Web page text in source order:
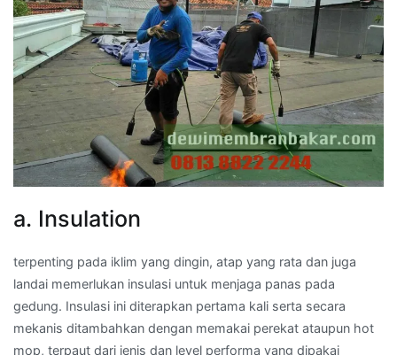
a. Insulation
terpenting pada iklim yang dingin, atap yang rata dan juga
landai memerlukan insulasi untuk menjaga panas pada
gedung. Insulasi ini diterapkan pertama kali serta secara
mekanis ditambahkan dengan memakai perekat ataupun hot
mop, terpaut dari jenis dan level performa yang dipakai